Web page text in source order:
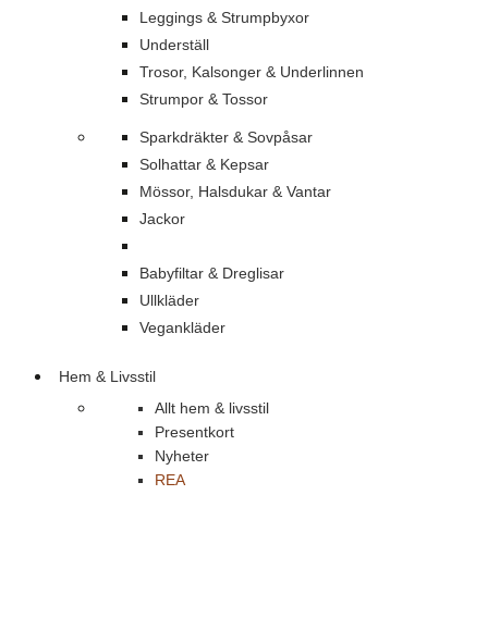
Leggings & Strumpbyxor
Underställ
Trosor, Kalsonger & Underlinnen
Strumpor & Tossor
Sparkdräkter & Sovpåsar
Solhattar & Kepsar
Mössor, Halsdukar & Vantar
Jackor
Babyfiltar & Dreglisar
Ullkläder
Vegankläder
Hem & Livsstil
Allt hem & livsstil
Presentkort
Nyheter
REA